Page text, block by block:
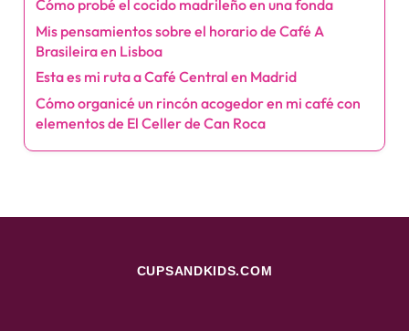
Cómo probé el cocido madrileño en una fonda
Mis pensamientos sobre el horario de Café A
Brasileira en Lisboa
Esta es mi ruta a Café Central en Madrid
Cómo organicé un rincón acogedor en mi café con
elementos de El Celler de Can Roca
CUPSANDKIDS.COM